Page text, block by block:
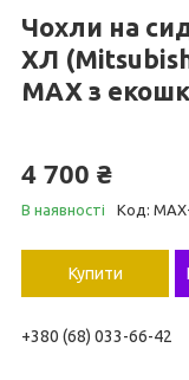
Чохли на
ХЛ
MAX з
4 700 ₴
В наявності Код:
Купити
+380 (68) 033-66-42